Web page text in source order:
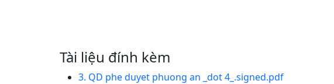
Tài liệu đính kèm
3. QD phe duyet phuong an _dot 4_.signed.pdf